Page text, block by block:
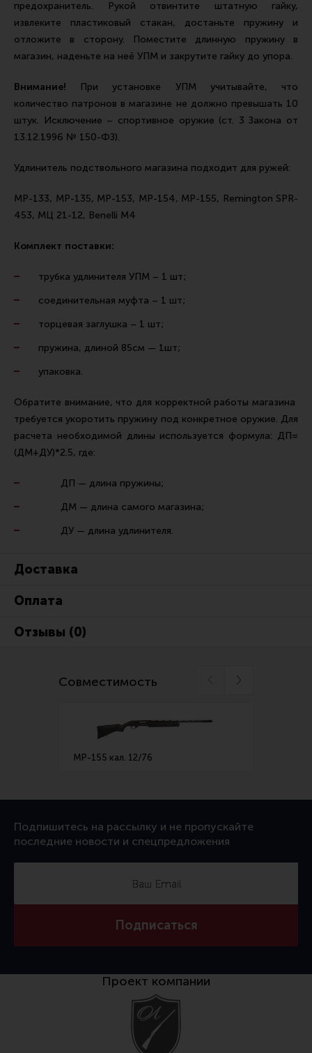
Все разделы
Новости
Мероприятия
Обзоры
Фотоотчеты
предохранитель. Рукой отвинтите штатную гайку,
извлеките пластиковый стакан, достаньте пружину и
отложите в сторону. Поместите длинную пружину в
магазин, наденьте на неё УПМ и закрутите гайку до упора.
Внимание! При установке УПМ учитывайте, что
количество патронов в магазине не должно превышать 10
штук. Исключение – спортивное оружие (ст. 3 Закона от
13.12.1996 № 150-ФЗ).
Удлинитель подствольного магазина подходит для ружей:
МР-133, МР-135, МР-153, МР-154, МР-155, Remington SPR-
453, МЦ 21-12, Benelli М4
Комплект поставки:
трубка удлинителя УПМ – 1 шт;
соединительная муфта – 1 шт;
торцевая заглушка – 1 шт;
пружина, длиной 85см — 1шт;
упаковка.
Обратите внимание, что для корректной работы магазина
требуется укоротить пружину под конкретное оружие. Для
расчета необходимой длины используется формула: ДП=
(ДМ+ДУ)*2.5, где:
ДП — длина пружины;
ДМ — длина самого магазина;
ДУ — длина удлинителя.
Доставка
Оплата
Отзывы (0)
Совместимость
MP-155 кал. 12/76
Подпишитесь на рассылку и не пропускайте
последние новости и спецпредложения
Подписаться
Проект компании